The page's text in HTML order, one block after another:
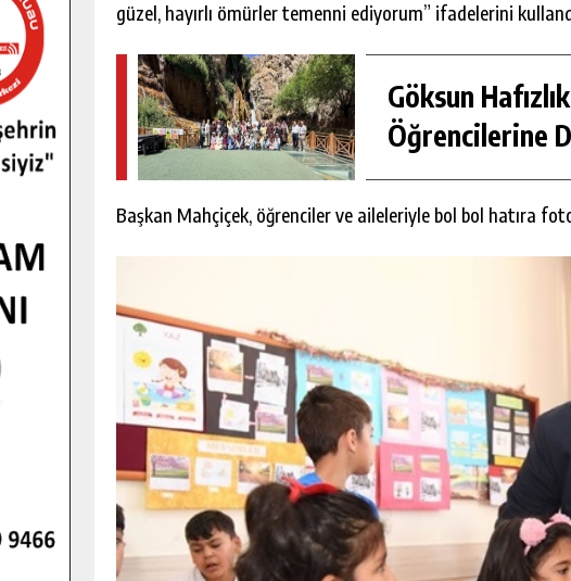
güzel, hayırlı ömürler temenni ediyorum” ifadelerini
Göksun
Öğrencilerine
Başkan Mahçiçek, öğrenciler ve aileleriyle bol bol hatıra